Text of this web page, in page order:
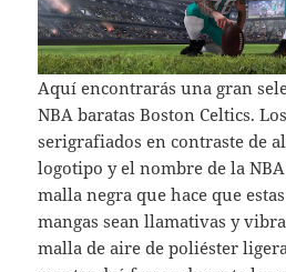
Aquí encontrarás una gran
NBA baratas Boston Celtics.
serigrafiados en contraste de
logotipo y el nombre de la
malla negra que hace que
mangas sean llamativas y
malla de aire de poliéster